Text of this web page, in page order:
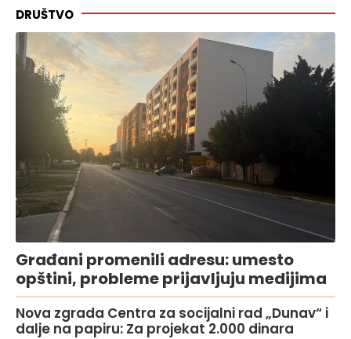
DRUŠTVO
Građani promenili adresu: umesto
opštini, probleme prijavljuju medijima
Nova zgrada Centra za socijalni rad „Dunav“ i
dalje na papiru: Za projekat 2.000 dinara